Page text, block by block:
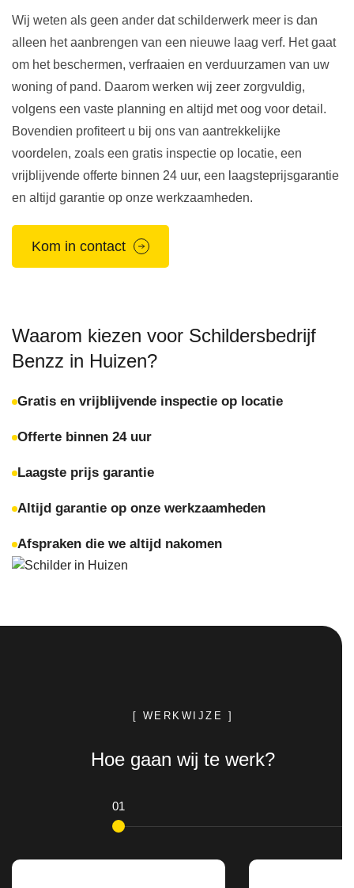
Wij weten als geen ander dat schilderwerk meer is dan
alleen het aanbrengen van een nieuwe laag verf. Het gaat
om het beschermen, verfraaien en verduurzamen van uw
woning of pand. Daarom werken wij zeer zorgvuldig,
volgens een vaste planning en altijd met oog voor detail.
Bovendien profiteert u bij ons van aantrekkelijke
voordelen, zoals een gratis inspectie op locatie, een
vrijblijvende offerte binnen 24 uur, een laagsteprijsgarantie
en altijd garantie op onze werkzaamheden.
Kom in contact
Waarom kiezen voor Schildersbedrijf
Benzz in Huizen?
Gratis en vrijblijvende inspectie op locatie
Offerte binnen 24 uur
Laagste prijs garantie
Altijd garantie op onze werkzaamheden
Afspraken die we altijd nakomen
[ WERKWIJZE ]
Hoe gaan wij te werk?